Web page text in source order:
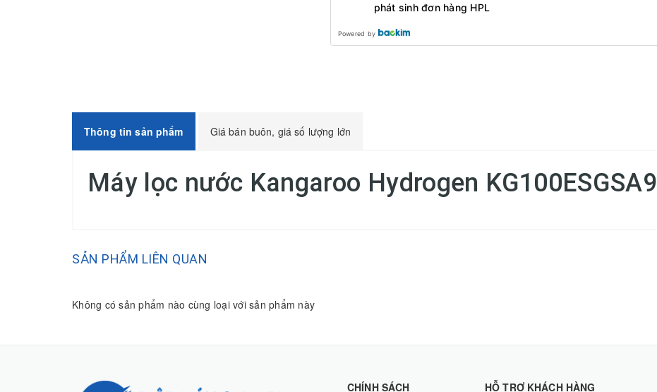
phát sinh đơn hàng HPL
Powered by
Thông tin sản phẩm Giá bán buôn, giá số lượng lớn
Máy lọc nước Kangaroo Hydrogen KG100ESGSA9
SẢN PHẨM LIÊN QUAN
Không có sản phẩm nào cùng loại với sản phẩm này
CHÍNH SÁCH HỖ TRỢ KHÁCH HÀNG